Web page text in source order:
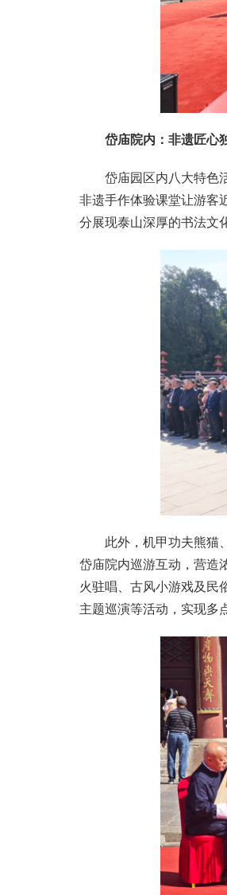
岱庙院内：非遗匠心
岱庙园区内八大特色
非遗手作体验课堂让游客
分展现泰山深厚的书法文
此外，机甲功夫熊猫
岱庙院内巡游互动，营造
火驻唱、古风小游戏及民
主题巡演等活动，实现多